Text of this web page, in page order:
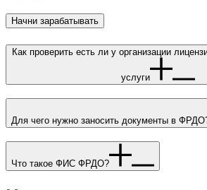
Начни зарабатывать
Как проверить есть ли у организации
услуги
Для чего нужно заносить документы в
Что такое ФИС ФРДО?